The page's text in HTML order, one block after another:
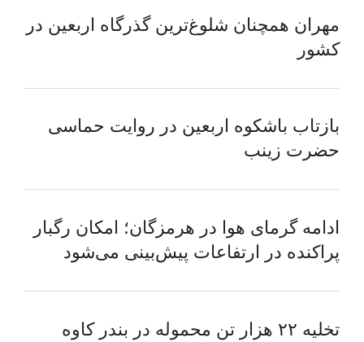
مهران همچنان شلوغ‌ترین گذرگاه اربعین در
کشور
بازتاب باشکوه اربعین در روایت حماسی
حضرت زینب
ادامه گرمای هوا در هرمزگان؛ امکان رگبار
پراکنده در ارتفاعات پیش‌بینی می‌شود
تخلیه ۲۲ هزار تن محموله در بندر کاوه